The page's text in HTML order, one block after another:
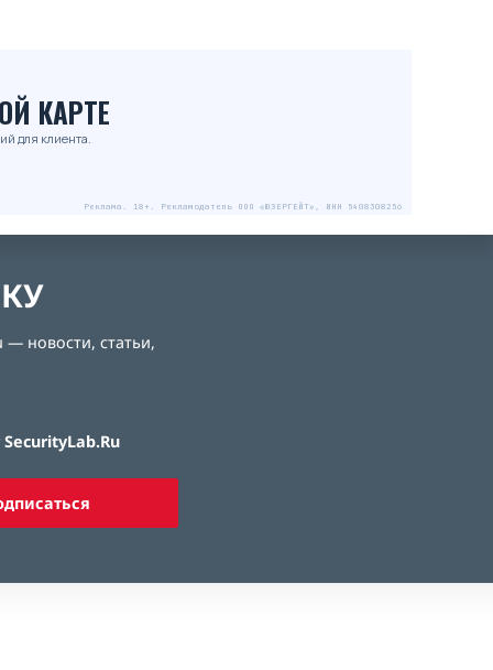
КАРТЕ
для клиента.
Реклама. 18+. Рекламодатель ООО «ЮЗЕРГЕЙТ», ИНН 5408308256
новости, статьи,